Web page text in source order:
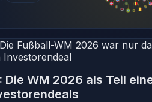
Die WM 2026 als Teil